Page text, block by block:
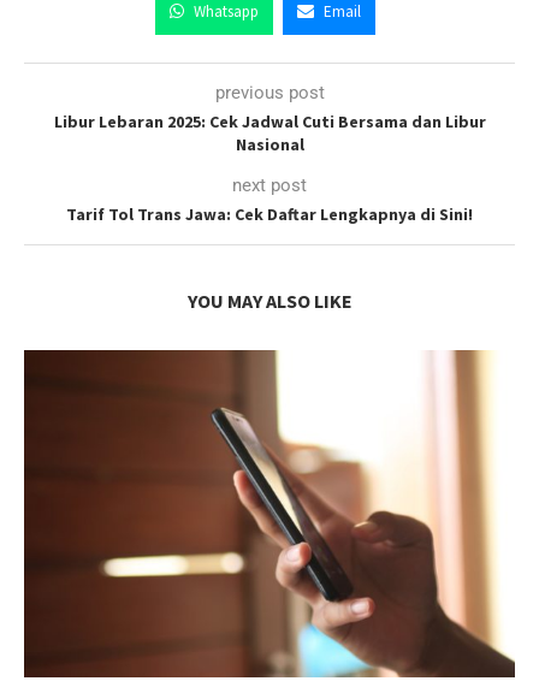
Whatsapp Email
previous post
Libur Lebaran 2025: Cek Jadwal Cuti Bersama dan Libur
Nasional
next post
Tarif Tol Trans Jawa: Cek Daftar Lengkapnya di Sini!
YOU MAY ALSO LIKE